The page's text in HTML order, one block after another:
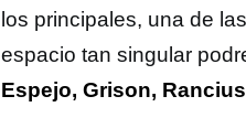
los principales, una de
espacio tan singular
Espejo, Grison,